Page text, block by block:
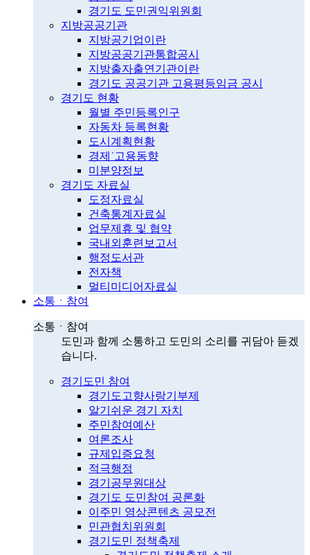
경기도 도민권익위원회
지방공공기관
지방공기업이란
지방공공기관통합공시
지방출자출연기관이란
경기도 공공기관 고용평등임금 공시
경기도 현황
월별 주민등록인구
자동차 등록현황
도시계획현황
경제˙고용동향
미분양정보
경기도 자료실
도정자료실
건축통계자료실
업무제휴 및 협약
국내외훈련보고서
행정도서관
전자책
멀티미디어자료실
소통ㆍ참여
소통ㆍ참여
도민과 함께 소통하고 도민의 소리를 귀담아 듣겠
습니다.
경기도민 참여
경기도고향사랑기부제
알기쉬운 경기 자치
주민참여예산
여론조사
규제입증요청
적극행정
경기공무원대상
경기도 도민참여 공론화
이주민 영상콘텐츠 공모전
민관협치위원회
경기도민 정책축제